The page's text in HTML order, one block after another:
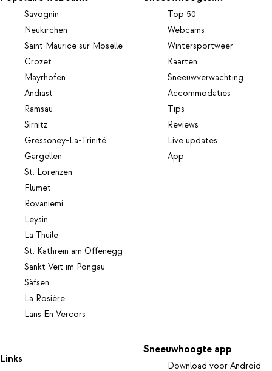
Savognin
Neukirchen
Saint Maurice sur Moselle
Crozet
Mayrhofen
Andiast
Ramsau
Sirnitz
Gressoney-La-Trinité
Gargellen
St. Lorenzen
Flumet
Rovaniemi
Leysin
La Thuile
St. Kathrein am Offenegg
Sankt Veit im Pongau
Säfsen
La Rosière
Lans En Vercors
Top 50
Webcams
Wintersportweer
Kaarten
Sneeuwverwachting
Accommodaties
Tips
Reviews
Live updates
App
Links
Sneeuwhoogte app
Download voor Android